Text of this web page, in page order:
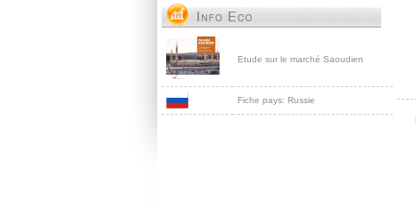
Etude sur le marché Saoudien
Fiche pays: Russie